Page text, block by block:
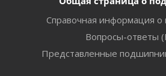
Справочная информация
Вопросы-ответы
Представленные